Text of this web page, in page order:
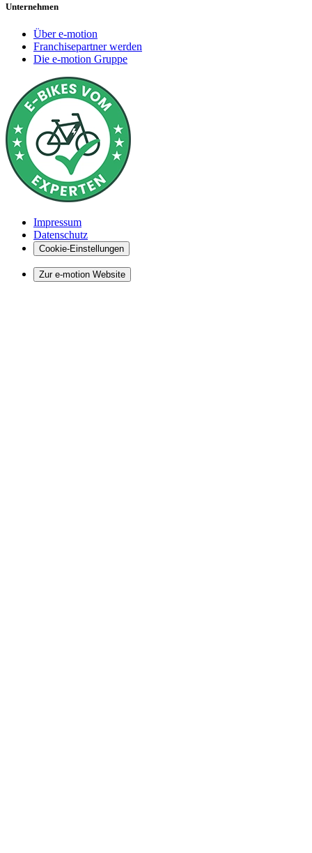
Unternehmen
Über e-motion
Franchisepartner werden
Die e-motion Gruppe
Impressum
Datenschutz
Cookie-Einstellungen
Zur e-motion Website